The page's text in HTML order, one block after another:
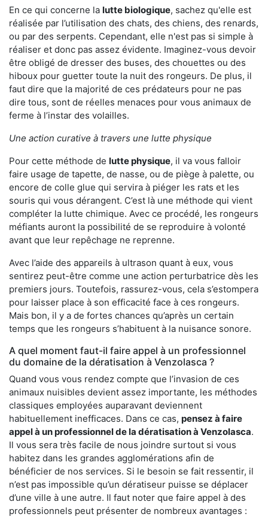
En ce qui concerne la lutte biologique, sachez qu'elle est
réalisée par l’utilisation des chats, des chiens, des renards,
ou par des serpents. Cependant, elle n'est pas si simple à
réaliser et donc pas assez évidente. Imaginez-vous devoir
être obligé de dresser des buses, des chouettes ou des
hiboux pour guetter toute la nuit des rongeurs. De plus, il
faut dire que la majorité de ces prédateurs pour ne pas
dire tous, sont de réelles menaces pour vous animaux de
ferme à l’instar des volailles.
Une action curative à travers une lutte physique
Pour cette méthode de lutte physique, il va vous falloir
faire usage de tapette, de nasse, ou de piège à palette, ou
encore de colle glue qui servira à piéger les rats et les
souris qui vous dérangent. C’est là une méthode qui vient
compléter la lutte chimique. Avec ce procédé, les rongeurs
méfiants auront la possibilité de se reproduire à volonté
avant que leur repêchage ne reprenne.
Avec l’aide des appareils à ultrason quant à eux, vous
sentirez peut-être comme une action perturbatrice dès les
premiers jours. Toutefois, rassurez-vous, cela s’estompera
pour laisser place à son efficacité face à ces rongeurs.
Mais bon, il y a de fortes chances qu’après un certain
temps que les rongeurs s’habituent à la nuisance sonore.
A quel moment faut-il faire appel à un professionnel
du domaine de la dératisation à Venzolasca ?
Quand vous vous rendez compte que l’invasion de ces
animaux nuisibles devient assez importante, les méthodes
classiques employées auparavant deviennent
habituellement inefficaces. Dans ce cas, pensez à faire
appel à un professionnel de la dératisation à Venzolasca.
Il vous sera très facile de nous joindre surtout si vous
habitez dans les grandes agglomérations afin de
bénéficier de nos services. Si le besoin se fait ressentir, il
n’est pas impossible qu’un dératiseur puisse se déplacer
d’une ville à une autre. Il faut noter que faire appel à des
professionnels peut présenter de nombreux avantages :